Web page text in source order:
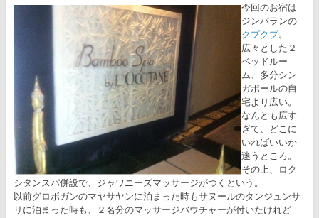
今回のお宿は
ジンバランの
クプクプ。
広々とした２
ベッドルー
ム、多分シン
ガポールの自
宅より広い。
なんとも広す
ぎて、どこに
いればいいか
迷うところ。
その上、ロク
シタンスパ併設で、ジャワニーズマッサージがつくという。
以前グロボガンのマヤサヤンに泊まった時もサヌールのタンジュンサ
リに泊まった時も、２名分のマッサージバウチャーが付いたけれど